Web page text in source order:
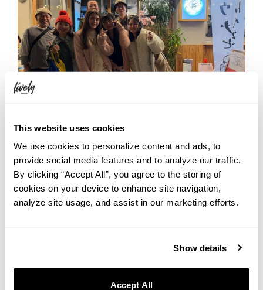
This website uses cookies
We use cookies to personalize content and ads, to
provide social media features and to analyze our traffic.
By clicking “Accept All”, you agree to the storing of
cookies on your device to enhance site navigation,
analyze site usage, and assist in our marketing efforts.
Show details
Accept All
「千元暢飲」體驗之旅！